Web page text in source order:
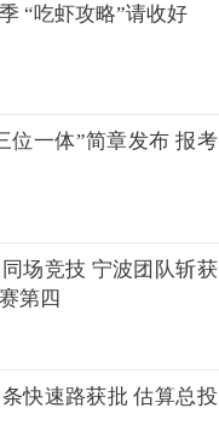
“吃虾攻略”请收好
位一体”简章发布 报考
场竞技 宁波团队斩获
第四
快速路获批 估算总投